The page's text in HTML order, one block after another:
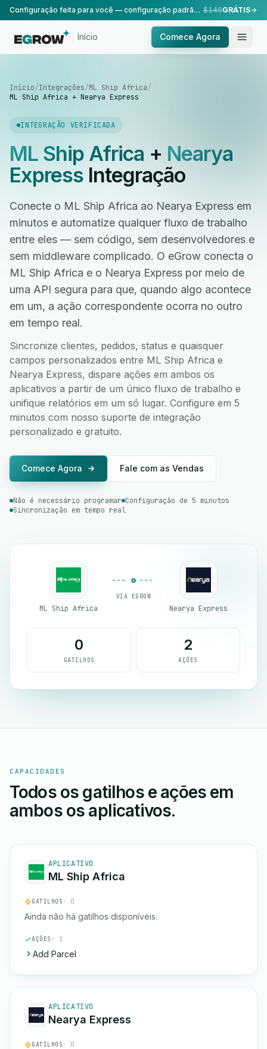
Configuração feita para você — configuração padrão, realizada pela nossa equipe. $149GRÁTIS
Início Comece Agora
Início/Integrações/ML Ship Africa/
ML Ship Africa + Nearya Express
INTEGRAÇÃO VERIFICADA
ML Ship Africa + Nearya
ExpressIntegração
Conecte o ML Ship Africa ao Nearya Express em
minutos e automatize qualquer fluxo de trabalho
entre eles — sem código, sem desenvolvedores e
sem middleware complicado. O eGrow conecta o
ML Ship Africa e o Nearya Express por meio de
uma API segura para que, quando algo acontece
em um, a ação correspondente ocorra no outro
em tempo real.
Sincronize clientes, pedidos, status e quaisquer
campos personalizados entre ML Ship Africa e
Nearya Express, dispare ações em ambos os
aplicativos a partir de um único fluxo de trabalho e
unifique relatórios em um só lugar. Configure em 5
minutos com nosso suporte de integração
personalizado e gratuito.
Comece Agora Fale com as Vendas
Não é necessário programar Configuração de 5 minutos
Sincronização em tempo real
ML Ship Africa
VIA EGROW
Nearya Express
0
GATILHOS
2
AÇÕES
CAPACIDADES
Todos os gatilhos e ações em
ambos os aplicativos.
APLICATIVO
ML Ship Africa
GATILHOS · 0
Ainda não há gatilhos disponíveis.
AÇÕES · 1
Add Parcel
APLICATIVO
Nearya Express
GATILHOS · 0